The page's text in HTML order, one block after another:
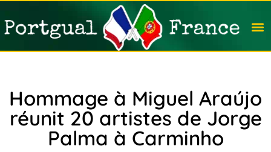
Hommage à Miguel Araújo
réunit 20 artistes de Jorge
Palma à Carminho